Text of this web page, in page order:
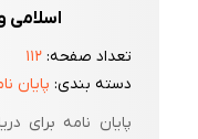
اسلامی
تعداد صفحه:۱۱۲
دسته بندی: پایان